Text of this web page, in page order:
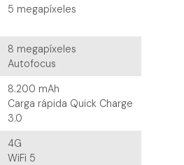
5 megapíxeles
8 megapíxeles
Autofocus
8.200 mAh
Carga rápida Quick Charge
3.0
4G
WiFi 5